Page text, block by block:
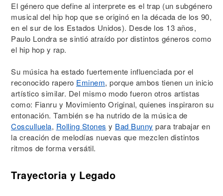
El género que define al interprete es el trap (un subgénero
musical del hip hop que se originó en la década de los 90,
en el sur de los Estados Unidos). Desde los 13 años,
Paulo Londra se sintió atraído por distintos géneros como
el hip hop y rap.
Su música ha estado fuertemente influenciada por el
reconocido rapero Eminem, porque ambos tienen un inicio
artístico similar. Del mismo modo fueron otros artistas
como: Fianru y Movimiento Original, quienes inspiraron su
entonación. También se ha nutrido de la música de
Cosculluela, Rolling Stones y Bad Bunny para trabajar en
la creación de melodías nuevas que mezclen distintos
ritmos de forma versátil.
Trayectoria y Legado